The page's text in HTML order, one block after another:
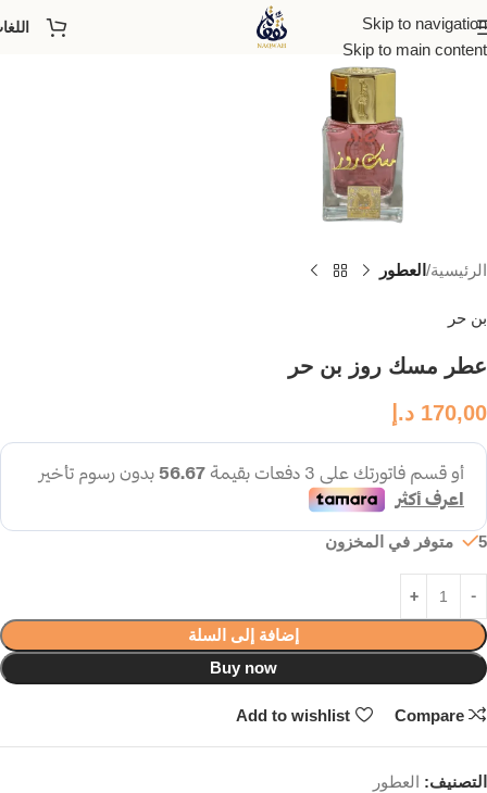
Skip to navigation
Skip to main content
الرئيسية العطور
بن حر
عطر مسك روز بن حر
170,00 د.إ
5 متوفر في المخزون
إضافة إلى السلة
Buy now
Compare
Add to wishlist
التصنيف: العطور